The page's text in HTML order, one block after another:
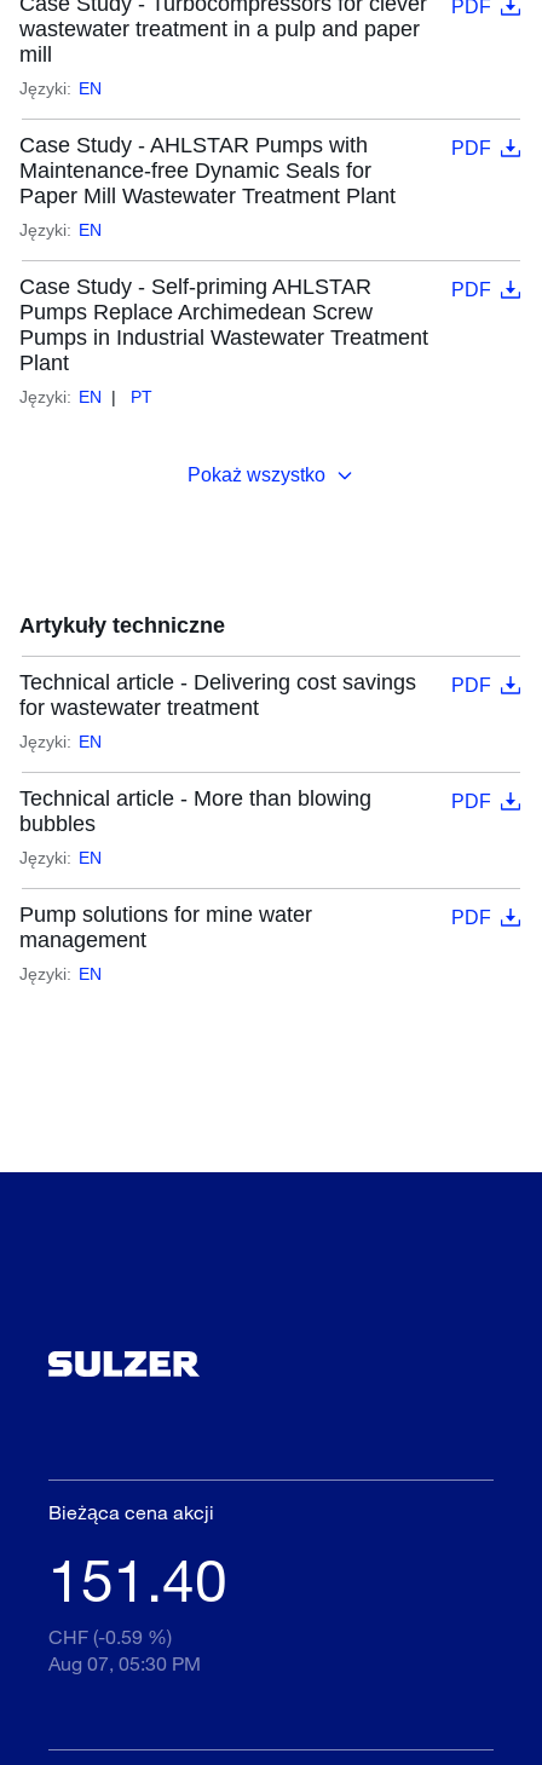
wastewater treatment in a pulp and paper
mill
PDF
Języki: EN
Case Study - AHLSTAR Pumps with
Maintenance-free Dynamic Seals for
Paper Mill Wastewater Treatment Plant
PDF
Języki: EN
Case Study - Self-priming AHLSTAR
Pumps Replace Archimedean Screw
Pumps in Industrial Wastewater Treatment
Plant
PDF
Języki: EN PT
Pokaż wszystko
Artykuły techniczne
Technical article - Delivering cost savings
for wastewater treatment
PDF
Języki: EN
Technical article - More than blowing
bubbles
PDF
Języki: EN
Pump solutions for mine water
management
PDF
Języki: EN
Bieżąca cena akcji
151.40
CHF (-0.59 %)
Aug 07, 05:30 PM